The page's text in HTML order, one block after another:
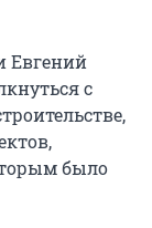
Евгений
с
было